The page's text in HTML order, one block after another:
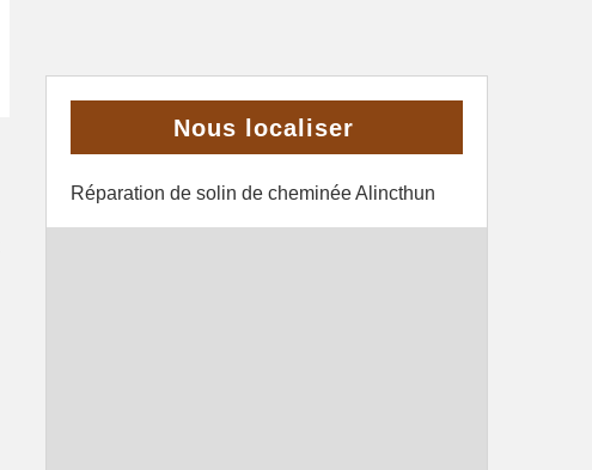
Nous localiser
Réparation de solin de cheminée Alincthun